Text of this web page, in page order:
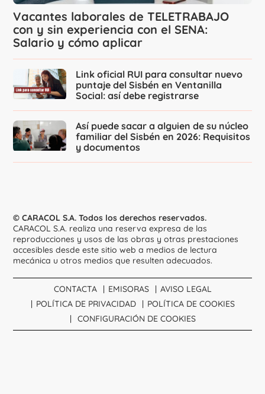
Vacantes laborales de TELETRABAJO
con y sin experiencia con el SENA:
Salario y cómo aplicar
Link oficial RUI para consultar nuevo
puntaje del Sisbén en Ventanilla
Social: así debe registrarse
Así puede sacar a alguien de su núcleo
familiar del Sisbén en 2026: Requisitos
y documentos
© CARACOL S.A. Todos los derechos reservados.
CARACOL S.A. realiza una reserva expresa de las
reproducciones y usos de las obras y otras prestaciones
accesibles desde este sitio web a medios de lectura
mecánica u otros medios que resulten adecuados.
CONTACTA EMISORAS
AVISO LEGAL
POLÍTICA DE PRIVACIDAD
POLÍTICA DE COOKIES
CONFIGURACIÓN DE COOKIES